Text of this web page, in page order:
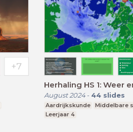
Herhaling HS 1: Weer
August 2024- 44 slides
Aardrijkskunde Middelbare
Leerjaar 4